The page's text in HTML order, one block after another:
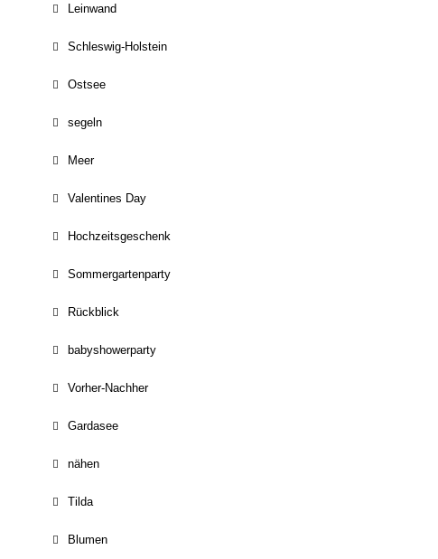
Leinwand
Schleswig-Holstein
Ostsee
segeln
Meer
Valentines Day
Hochzeitsgeschenk
Sommergartenparty
Rückblick
babyshowerparty
Vorher-Nachher
Gardasee
nähen
Tilda
Blumen